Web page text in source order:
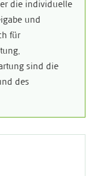
die individuelle
und
für
sind die
des